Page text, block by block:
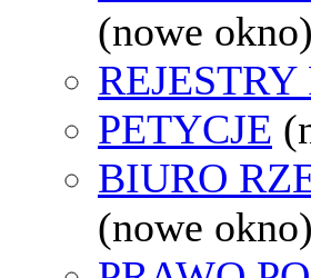
(nowe okno)
PETYCJE
BIURO
(nowe okno)